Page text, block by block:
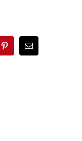
PinterestEmail